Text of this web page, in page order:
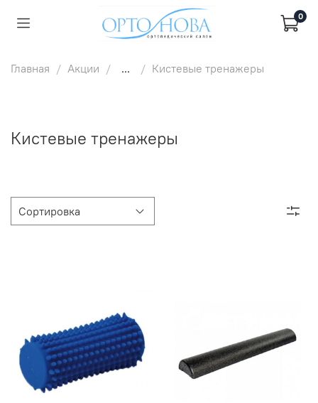
0
Главная Акции ... Кистевые тренажеры
Кистевые тренажеры